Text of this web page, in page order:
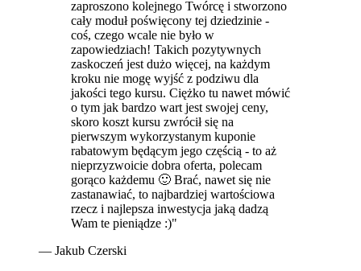
zaproszono kolejnego Twórcę i stworzono
cały moduł poświęcony tej dziedzinie -
coś, czego wcale nie było w
zapowiedziach! Takich pozytywnych
zaskoczeń jest dużo więcej, na każdym
kroku nie mogę wyjść z podziwu dla
jakości tego kursu. Ciężko tu nawet mówić
o tym jak bardzo wart jest swojej ceny,
skoro koszt kursu zwrócił się na
pierwszym wykorzystanym kuponie
rabatowym będącym jego częścią - to aż
nieprzyzwoicie dobra oferta, polecam
gorąco każdemu 🙂 Brać, nawet się nie
zastanawiać, to najbardziej wartościowa
rzecz i najlepsza inwestycja jaką dadzą
Wam te pieniądze :)"
— Jakub Czerski